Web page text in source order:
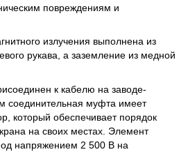
повреждениям и
излучения выполнена из
рукава, а заземление из медной
к кабелю на заводе-
соединительная муфта имеет
который обеспечивает порядок
на своих местах. Элемент
напряжением 2 500 В на